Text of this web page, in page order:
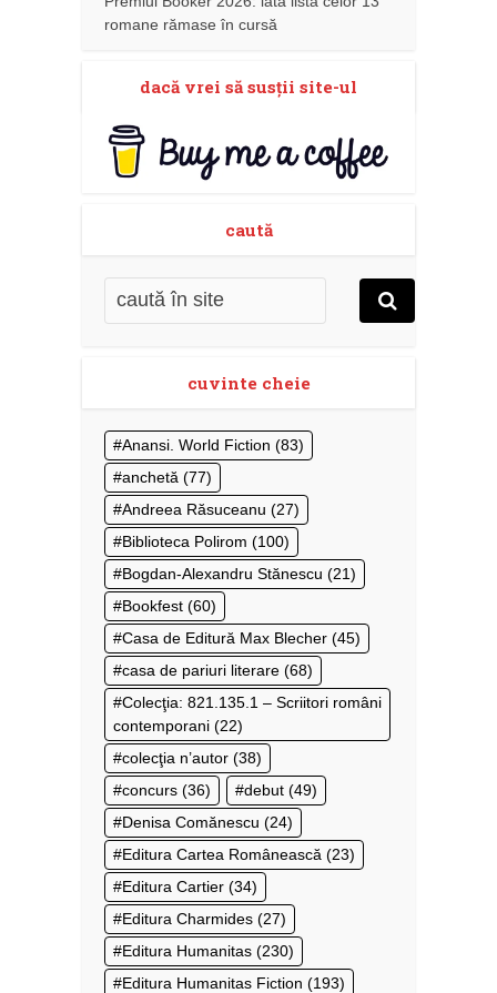
romane rămase în cursă
dacă vrei să susţii site-ul
caută
cuvinte cheie
Anansi. World Fiction (83)
anchetă (77)
Andreea Răsuceanu (27)
Biblioteca Polirom (100)
Bogdan-Alexandru Stănescu (21)
Bookfest (60)
Casa de Editură Max Blecher (45)
casa de pariuri literare (68)
Colecţia: 821.135.1 – Scriitori români
contemporani (22)
colecţia n’autor (38)
concurs (36) debut (49)
Denisa Comănescu (24)
Editura Cartea Românească (23)
Editura Cartier (34)
Editura Charmides (27)
Editura Humanitas (230)
Editura Humanitas Fiction (193)